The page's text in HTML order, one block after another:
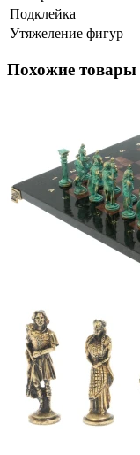
Подклейка
Утяжеление фигур
Похожие товары